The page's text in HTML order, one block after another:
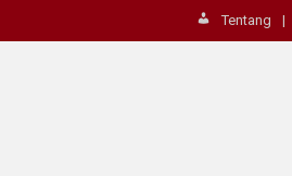
Tentang